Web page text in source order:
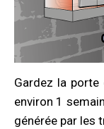
Gardez la
environ 1
générée par les